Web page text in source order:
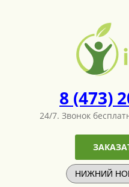
8 (473)
24/7. Звонок